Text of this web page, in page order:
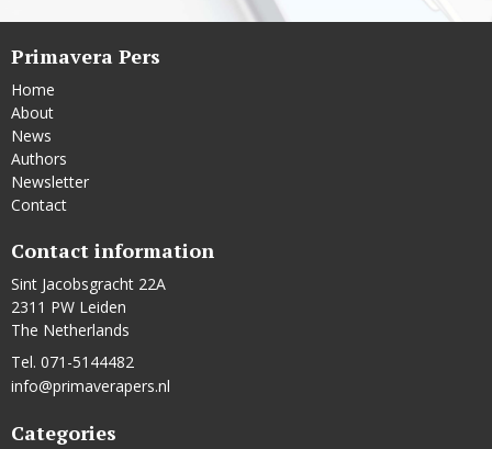
Primavera Pers
Home
About
News
Authors
Newsletter
Contact
Contact information
Sint Jacobsgracht 22A
2311 PW Leiden
The Netherlands
Tel. 071-5144482
info@primaverapers.nl
Categories